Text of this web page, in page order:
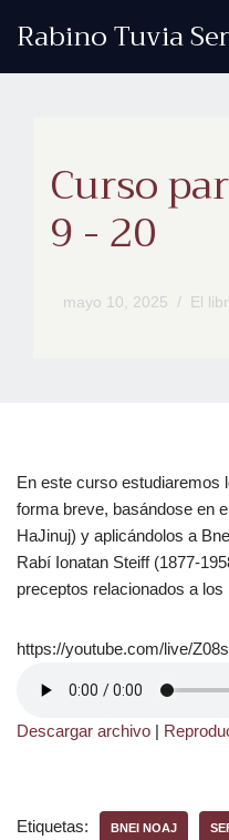
Rabino Tuvia
Curso
9 - 20
mayo 10, 2025 El
En este curso estudiaremos
forma breve, basándose en
HaJinuj) y aplicándolos a
Rabí Ionatan Steiff (1877-
preceptos relacionados a
https://youtube.com/live/
Descargar archivo |
Etiquetas: BNEI NOAJ